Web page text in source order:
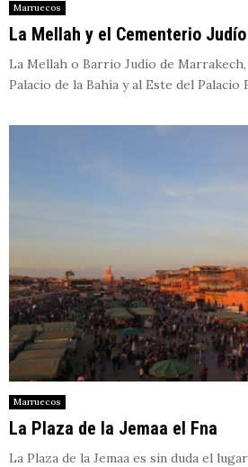
Marruecos
La Mellah y el Cementerio
La Mellah o Barrio Judío de
Palacio de la Bahía y al Este del Palacio
Marruecos
La Plaza de la Jemaa el Fna
La Plaza de la Jemaa es sin duda el